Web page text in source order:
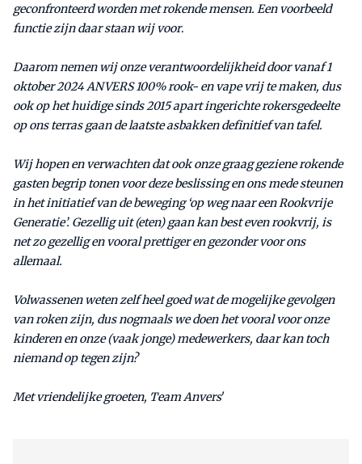
geconfronteerd worden met rokende mensen. Een voorbeeld
functie zijn daar staan wij voor.
Daarom nemen wij onze verantwoordelijkheid door vanaf 1
oktober 2024 ANVERS 100% rook- en vape vrij te maken, dus
ook op het huidige sinds 2015 apart ingerichte rokersgedeelte
op ons terras gaan de laatste asbakken definitief van tafel.
Wij hopen en verwachten dat ook onze graag geziene rokende
gasten begrip tonen voor deze beslissing en ons mede steunen
in het initiatief van de beweging ‘op weg naar een Rookvrije
Generatie’. Gezellig uit (eten) gaan kan best even rookvrij, is
net zo gezellig en vooral prettiger en gezonder voor ons
allemaal.
Volwassenen weten zelf heel goed wat de mogelijke gevolgen
van roken zijn, dus nogmaals we doen het vooral voor onze
kinderen en onze (vaak jonge) medewerkers, daar kan toch
niemand op tegen zijn?
Met vriendelijke groeten, Team Anvers'